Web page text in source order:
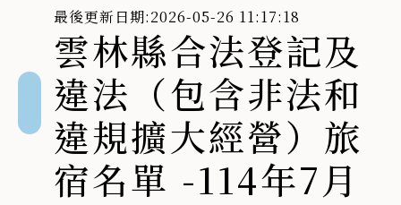
最後更新日期:2026-05-26 11:17:18
雲林縣合法登記及
違法（包含非法和
違規擴大經營）旅
宿名單 -114年7月